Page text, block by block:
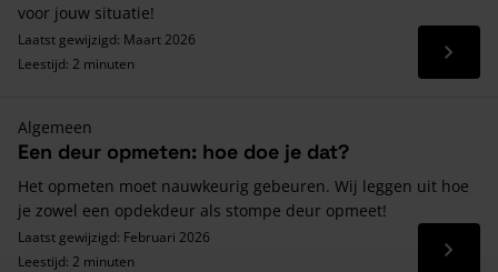
voor jouw situatie!
Laatst gewijzigd: Maart 2026
Leestijd: 2 minuten
Lees
Algemeen
Een deur opmeten: hoe doe je dat?
Het opmeten moet nauwkeurig gebeuren. Wij leggen uit hoe
je zowel een opdekdeur als stompe deur opmeet!
Laatst gewijzigd: Februari 2026
Leestijd: 2 minuten
Lees